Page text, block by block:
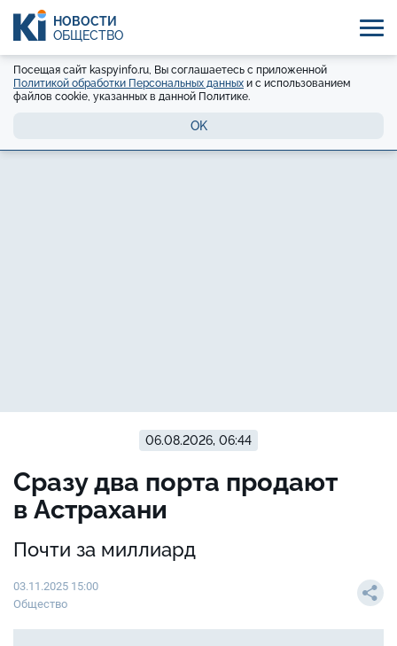
НОВОСТИ
ОБЩЕСТВО
Посещая сайт kaspyinfo.ru, Вы соглашаетесь с приложенной
Политикой обработки Персональных данных и с использованием
файлов cookie, указанных в данной Политике.
OK
06.08.2026, 06:44
Сразу два порта продают
в Астрахани
Почти за миллиард
03.11.2025 15:00
Общество